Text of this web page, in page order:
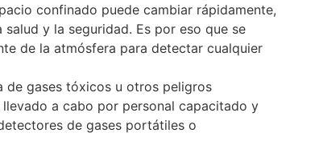
confinado puede cambiar rápidamente,
y la seguridad. Es por eso que se
de la atmósfera para detectar cualquier
de gases tóxicos u otros peligros
a cabo por personal capacitado y
de gases portátiles o